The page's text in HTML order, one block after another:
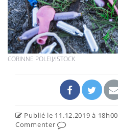
CORINNE POLEIJ/ISTOCK
Publié le 11.12.2019 à 18h00
Commenter